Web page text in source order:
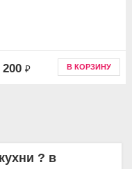
200 ₽ В КОРЗИНУ
? в